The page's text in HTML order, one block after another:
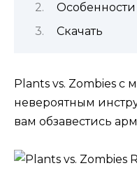
Особенности
Скачать
Plants vs. Zombies с
невероятным
вам обзавестись